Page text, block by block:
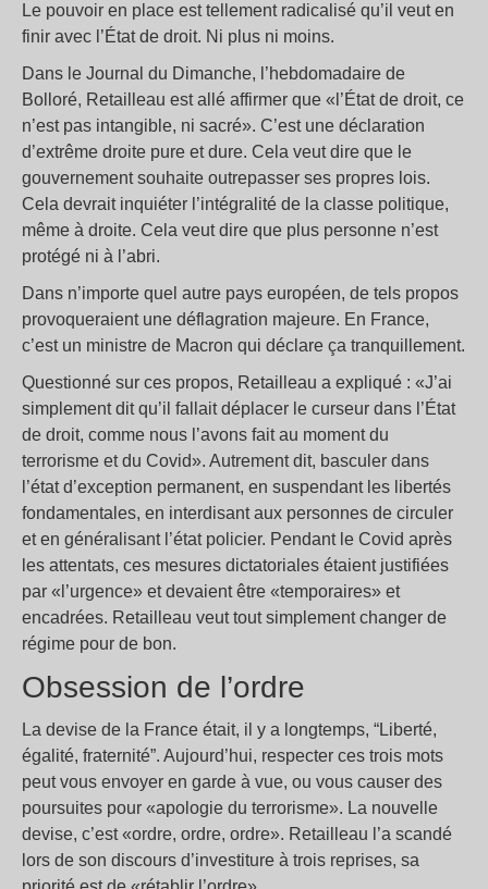
Le pouvoir en place est tellement radicalisé qu’il veut en
finir avec l’État de droit. Ni plus ni moins.
Dans le Journal du Dimanche, l’hebdomadaire de
Bolloré, Retailleau est allé affirmer que «l’État de droit, ce
n’est pas intangible, ni sacré». C’est une déclaration
d’extrême droite pure et dure. Cela veut dire que le
gouvernement souhaite outrepasser ses propres lois.
Cela devrait inquiéter l’intégralité de la classe politique,
même à droite. Cela veut dire que plus personne n’est
protégé ni à l’abri.
Dans n’importe quel autre pays européen, de tels propos
provoqueraient une déflagration majeure. En France,
c’est un ministre de Macron qui déclare ça tranquillement.
Questionné sur ces propos, Retailleau a expliqué : «J’ai
simplement dit qu’il fallait déplacer le curseur dans l’État
de droit, comme nous l’avons fait au moment du
terrorisme et du Covid». Autrement dit, basculer dans
l’état d’exception permanent, en suspendant les libertés
fondamentales, en interdisant aux personnes de circuler
et en généralisant l’état policier. Pendant le Covid après
les attentats, ces mesures dictatoriales étaient justifiées
par «l’urgence» et devaient être «temporaires» et
encadrées. Retailleau veut tout simplement changer de
régime pour de bon.
Obsession de l’ordre
La devise de la France était, il y a longtemps, “Liberté,
égalité, fraternité”. Aujourd’hui, respecter ces trois mots
peut vous envoyer en garde à vue, ou vous causer des
poursuites pour «apologie du terrorisme». La nouvelle
devise, c’est «ordre, ordre, ordre». Retailleau l’a scandé
lors de son discours d’investiture à trois reprises, sa